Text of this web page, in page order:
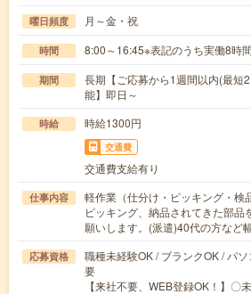
曜日頻度 月～金・祝
時間 8:00～16:45※表記のうち実働8時間
期間
長期【ご応募から1週間以内(最短
能】即日～
時給 時給1300円
交通費
交通費支給有り
仕事内容
軽作業（仕分け・ピッキング・検
ピッキング、納品されてきた部品
願いします。(派遣)40代の方など
応募資格
職種未経験OK / ブランクOK / パ
要
【来社不要、WEB登録OK！】〇